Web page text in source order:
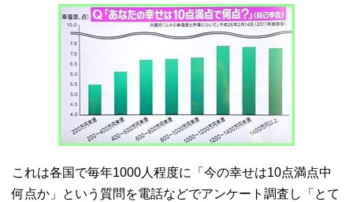
これは各国で毎年1000人程度に「今の幸せは10点満点中
何点か」という質問を電話などでアンケート調査し「とて